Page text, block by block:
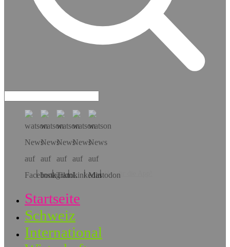
Hol dir die App!
Startseite
Schweiz
International